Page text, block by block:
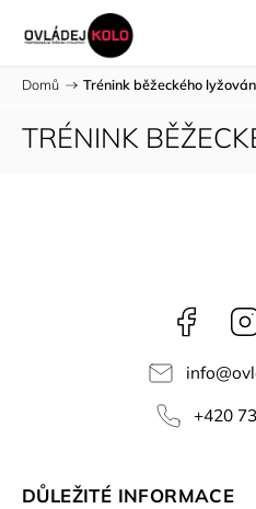
Domů / Trénink běžeckého
TRÉNINK
info@
+420
DŮLEŽITÉ INFORMACE